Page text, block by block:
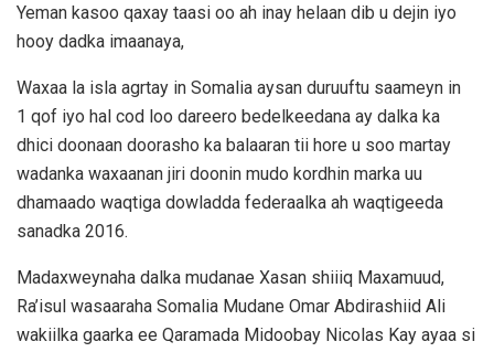
Yeman kasoo qaxay taasi oo ah inay helaan dib u dejin iyo
hooy dadka imaanaya,
Waxaa la isla agrtay in Somalia aysan duruuftu saameyn in
1 qof iyo hal cod loo dareero bedelkeedana ay dalka ka
dhici doonaan doorasho ka balaaran tii hore u soo martay
wadanka waxaanan jiri doonin mudo kordhin marka uu
dhamaado waqtiga dowladda federaalka ah waqtigeeda
sanadka 2016.
Madaxweynaha dalka mudanae Xasan shiiiq Maxamuud,
Ra’isul wasaaraha Somalia Mudane Omar Abdirashiid Ali
wakiilka gaarka ee Qaramada Midoobay Nicolas Kay ayaa si